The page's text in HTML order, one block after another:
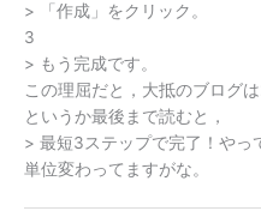
> 「作成」をクリック。
3
> もう完成です。
この理屈だと，大抵のブログ
というか最後まで読むと，
> 最短3ステップで完了！やっ
単位変わってますがな。